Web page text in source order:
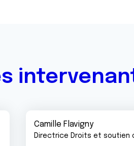
Camille Flavigny
Directrice Droits et soutien